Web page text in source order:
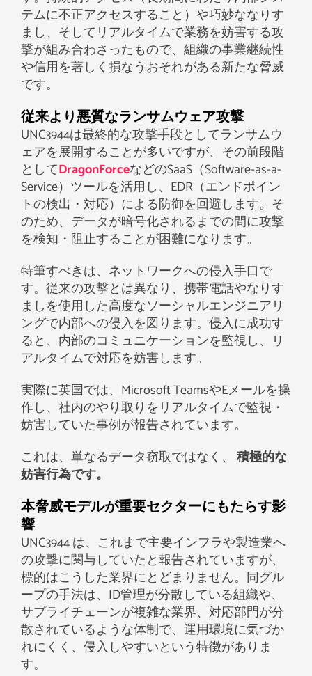
テムに不正アクセスすること）や巧妙ななりす
まし、そしてリアルタイムで業務を妨害する攻
撃が組み合わさったもので、組織の事業継続性
や信用を著しく損なうおそれがある新たな脅威
です。
従来より悪質なランサムウェア攻撃
UNC3944は最終的な攻撃手段としてランサムウ
ェアを展開することが多いですが、その前段階
としてDragonForceなどのSaaS（Software-as-a-
Service）ツールを活用し、EDR（エンドポイン
トの検出・対応）による防御を回避します。そ
のため、データが暗号化されるまでの間に攻撃
を検知・阻止することが困難になります。
特筆すべきは、ネットワークへの侵入手口で
す。従来の攻撃とは異なり、携帯電話やなりす
ましを使用した高度なソーシャルエンジニアリ
ングで内部への侵入を図ります。侵入に成功す
ると、内部のコミュニケーションを監視し、リ
アルタイムで対応を妨害します。
実際に英国では、Microsoft TeamsやEメールを操
作し、社内のやり取りをリアルタイムで監視・
妨害していた事例が報告されています。
これは、単なるデータ窃取ではなく、 積極的な
妨害行為です。
本脅威モデルが重要セクターにもたらす影
響
UNC3944 は、これまで主要インフラや製造業へ
の攻撃に関与していたと報告されていますが、
標的はこうした業界にとどまりません。同グル
ープの手法は、ID管理が分散している組織や、
サプライチェーンが複雑な業界、対応部門が分
散されているような体制で、運用環境に気づか
れにくく、侵入しやすいという特徴がありま
す。